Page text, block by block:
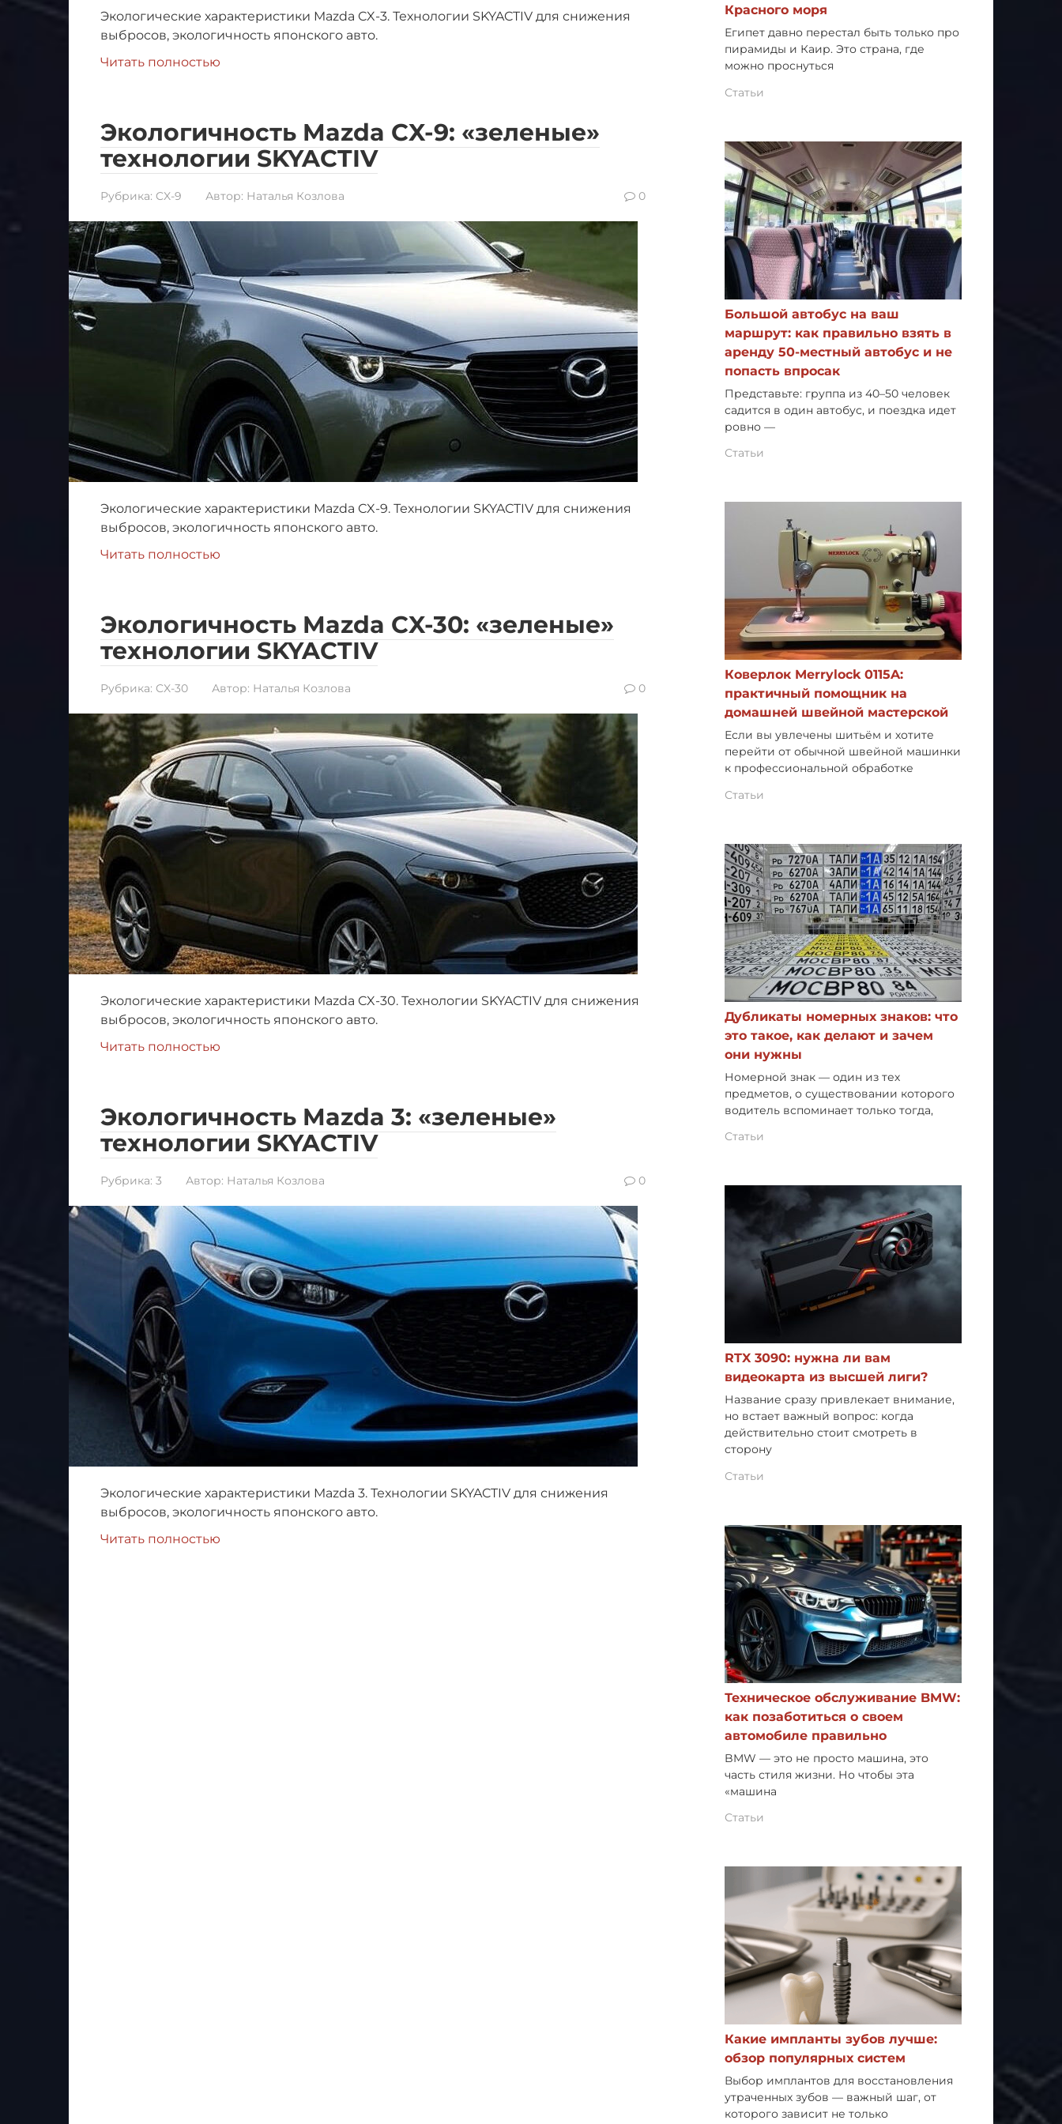
Экологические характеристики Mazda CX-3. Технологии SKYACTIV для снижения
выбросов, экологичность японского авто.
Читать полностью
Экологичность Mazda CX-9: «зеленые»
технологии SKYACTIV
Рубрика: CX-9 Автор: Наталья Козлова 0
Экологические характеристики Mazda CX-9. Технологии SKYACTIV для снижения
выбросов, экологичность японского авто.
Читать полностью
Экологичность Mazda CX-30: «зеленые»
технологии SKYACTIV
Рубрика: CX-30 Автор: Наталья Козлова 0
Экологические характеристики Mazda CX-30. Технологии SKYACTIV для снижения
выбросов, экологичность японского авто.
Читать полностью
Экологичность Mazda 3: «зеленые»
технологии SKYACTIV
Рубрика: 3 Автор: Наталья Козлова 0
Экологические характеристики Mazda 3. Технологии SKYACTIV для снижения
выбросов, экологичность японского авто.
Читать полностью
Красного моря
Египет давно перестал быть только про
пирамиды и Каир. Это страна, где
можно проснуться
Статьи
Большой автобус на ваш
маршрут: как правильно взять в
аренду 50-местный автобус и не
попасть впросак
Представьте: группа из 40–50 человек
садится в один автобус, и поездка идет
ровно —
Статьи
Коверлок Merrylock 0115A:
практичный помощник на
домашней швейной мастерской
Если вы увлечены шитьём и хотите
перейти от обычной швейной машинки
к профессиональной обработке
Статьи
Дубликаты номерных знаков: что
это такое, как делают и зачем
они нужны
Номерной знак — один из тех
предметов, о существовании которого
водитель вспоминает только тогда,
Статьи
RTX 3090: нужна ли вам
видеокарта из высшей лиги?
Название сразу привлекает внимание,
но встает важный вопрос: когда
действительно стоит смотреть в
сторону
Статьи
Техническое обслуживание BMW:
как позаботиться о своем
автомобиле правильно
BMW — это не просто машина, это
часть стиля жизни. Но чтобы эта
«машина
Статьи
Какие импланты зубов лучше:
обзор популярных систем
Выбор имплантов для восстановления
утраченных зубов — важный шаг, от
которого зависит не только